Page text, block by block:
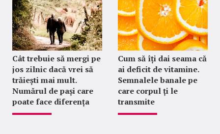
Cât trebuie să mergi pe
jos zilnic dacă vrei să
trăiești mai mult.
Numărul de pași care
poate face diferența
Cum să îți dai seama că
ai deficit de vitamine.
Semnalele banale pe
care corpul ți le
transmite